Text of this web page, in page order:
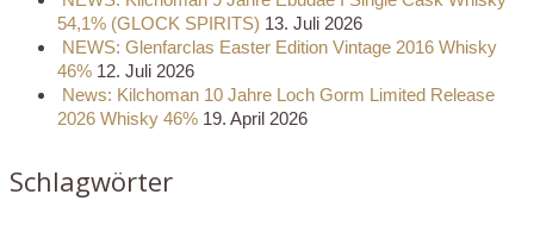
54,1% (GLOCK SPIRITS) 13. Juli 2026
NEWS: Glenfarclas Easter Edition Vintage 2016 Whisky
46% 12. Juli 2026
News: Kilchoman 10 Jahre Loch Gorm Limited Release
2026 Whisky 46% 19. April 2026
Schlagwörter